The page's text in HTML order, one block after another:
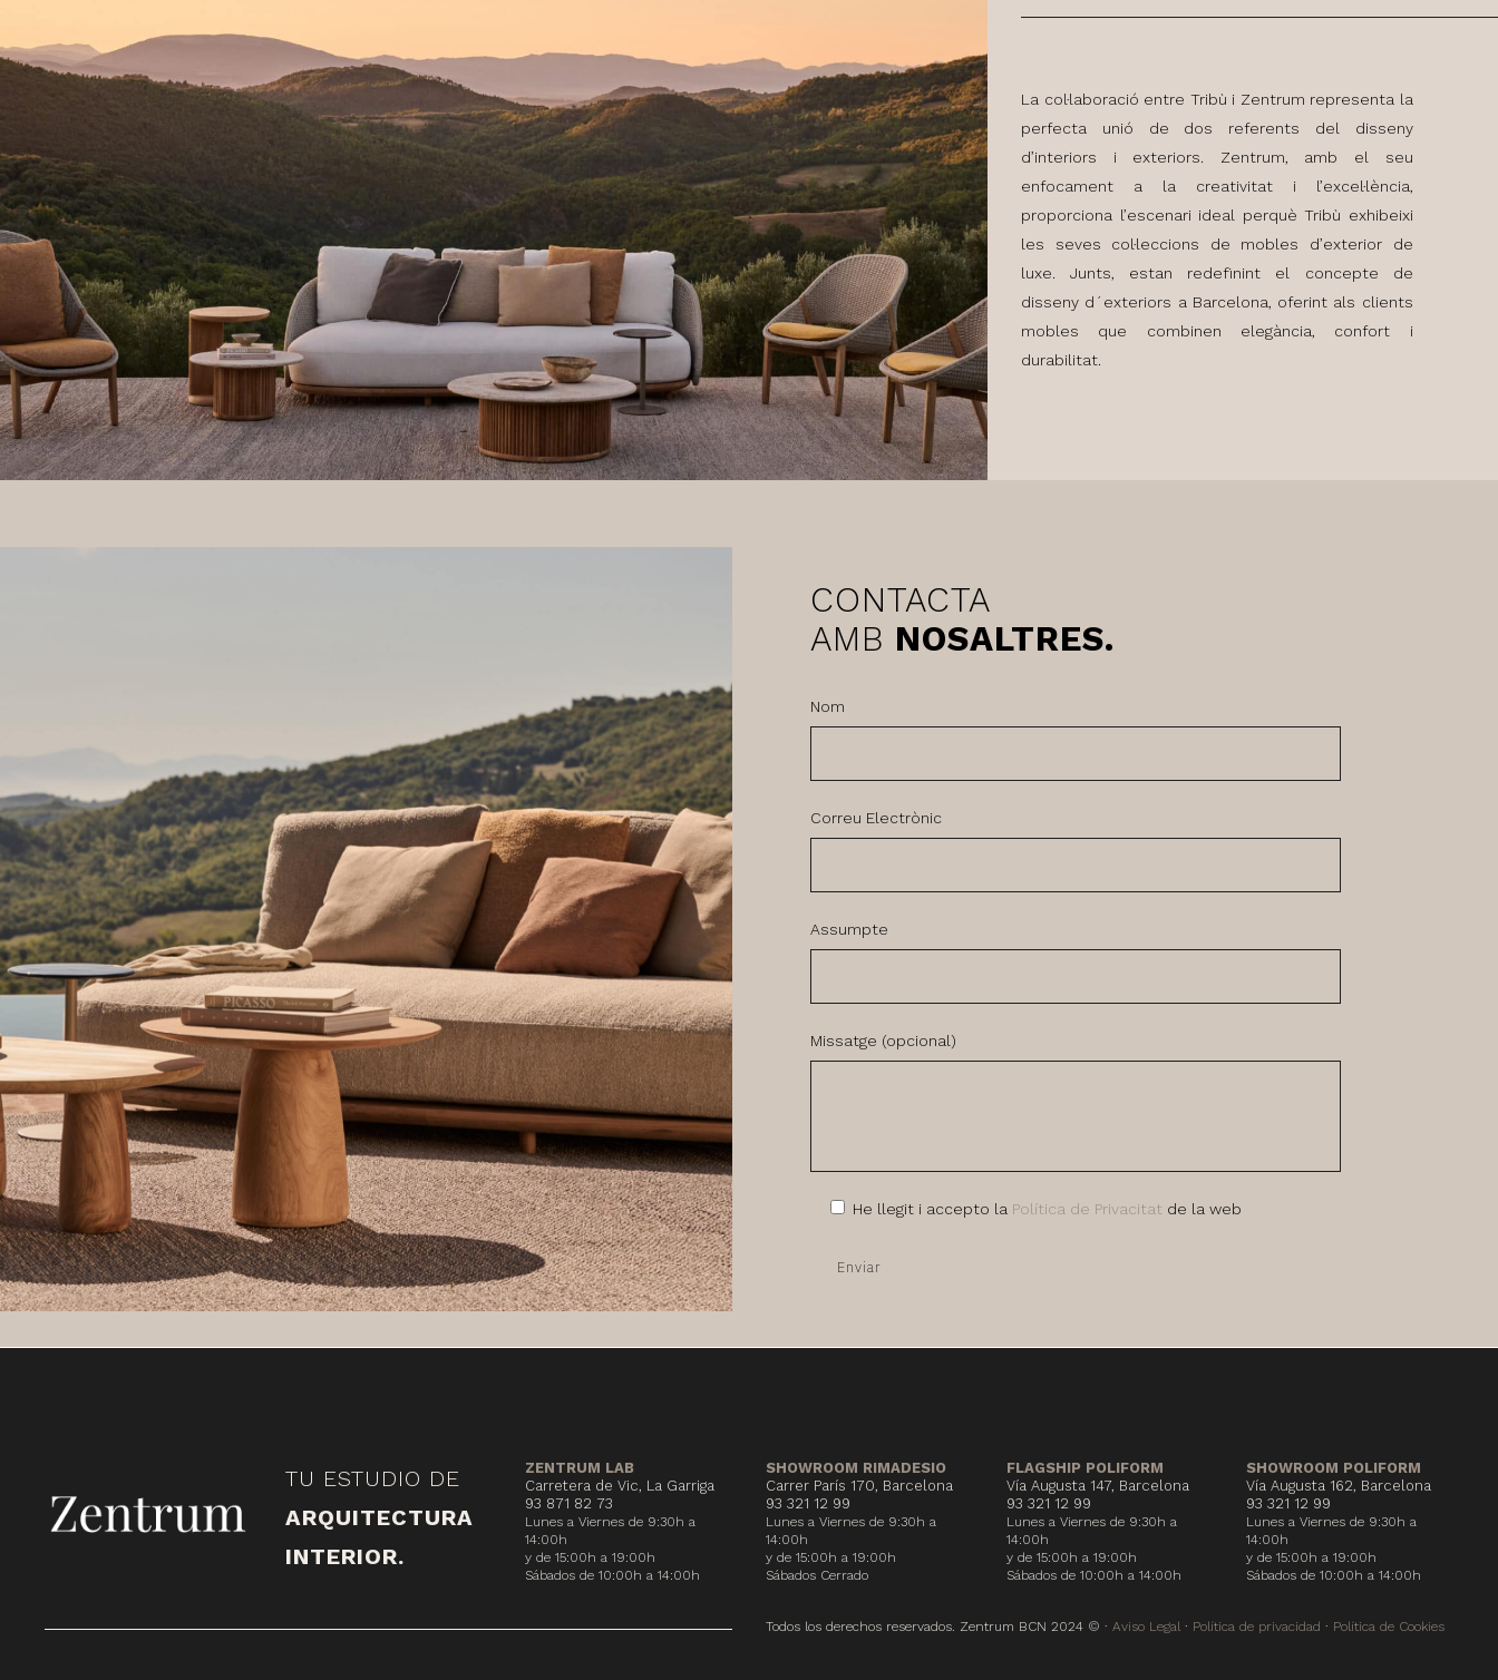
La col·laboració entre Tribù i Zentrum representa la
perfecta unió de dos referents del disseny
d’interiors i exteriors. Zentrum, amb el seu
enfocament a la creativitat i l’excel·lència,
proporciona l’escenari ideal perquè Tribù exhibeixi
les seves col·leccions de mobles d’exterior de
luxe. Junts, estan redefinint el concepte de
disseny d´exteriors a Barcelona, oferint als clients
mobles que combinen elegància, confort i
durabilitat.
CONTACTA
AMB NOSALTRES.
Nom
Correu Electrònic
Assumpte
Missatge (opcional)
He llegit i accepto la Política de Privacitat de la web
TU ESTUDIO DE
ARQUITECTURA
INTERIOR.
ZENTRUM LAB
Carretera de Vic, La Garriga
93 871 82 73
Lunes a Viernes de 9:30h a
14:00h
y de 15:00h a 19:00h
Sábados de 10:00h a 14:00h
SHOWROOM RIMADESIO
Carrer París 170, Barcelona
93 321 12 99
Lunes a Viernes de 9:30h a
14:00h
y de 15:00h a 19:00h
Sábados Cerrado
FLAGSHIP POLIFORM
Vía Augusta 147, Barcelona
93 321 12 99
Lunes a Viernes de 9:30h a
14:00h
y de 15:00h a 19:00h
Sábados de 10:00h a 14:00h
SHOWROOM POLIFORM
Vía Augusta 162, Barcelona
93 321 12 99
Lunes a Viernes de 9:30h a
14:00h
y de 15:00h a 19:00h
Sábados de 10:00h a 14:00h
Todos los derechos reservados. Zentrum BCN 2024 © · Aviso Legal · Política de privacidad · Política de Cookies